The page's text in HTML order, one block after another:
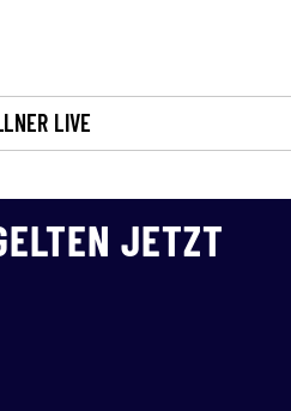
LIVE
JETZT